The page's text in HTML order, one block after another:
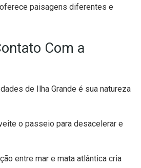
paisagens diferentes e
Com a
de Ilha Grande é sua natureza
o passeio para desacelerar e
entre mar e mata atlântica cria